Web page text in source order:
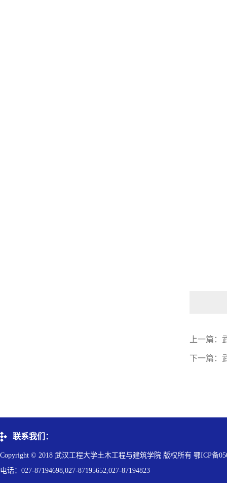
上一篇：
下一篇：
联系我们：
Copyright © 2018 武汉工程大学土木工程与建筑学院 版权所有 鄂ICP备
电话：027-87194698,027-87195652,027-87194823